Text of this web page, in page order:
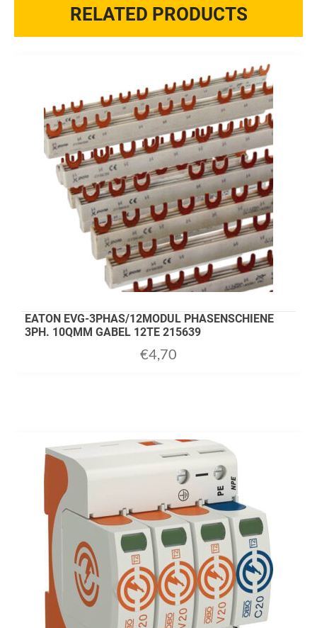
RELATED PRODUCTS
EATON EVG-3PHAS/12MODUL PHASENSCHIENE
3PH. 10QMM GABEL 12TE 215639
€4,70